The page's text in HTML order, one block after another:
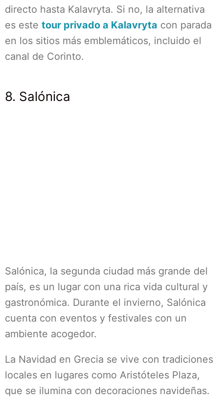
directo hasta Kalavryta. Si no, la alternativa
es este tour privado a Kalavryta con parada
en los sitios más emblemáticos, incluido el
canal de Corinto.
8. Salónica
Salónica, la segunda ciudad más grande del
país, es un lugar con una rica vida cultural y
gastronómica. Durante el invierno, Salónica
cuenta con eventos y festivales con un
ambiente acogedor.
La Navidad en Grecia se vive con tradiciones
locales en lugares como Aristóteles Plaza,
que se ilumina con decoraciones navideñas.